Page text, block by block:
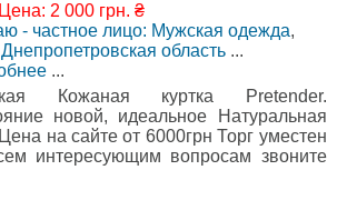
Цена: 2 000 грн. ₴
- частное лицо: Мужская одежда,
область ...
...
Кожаная куртка Pretender.
новой, идеальное Натуральная
на сайте от 6000грн Торг уместен
интересующим вопросам звоните